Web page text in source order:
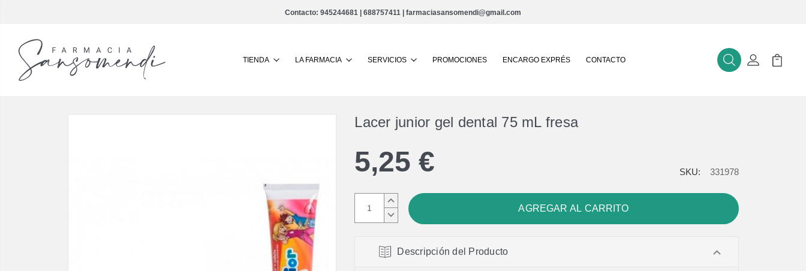
Contacto: 945244681 | 688757411 | farmaciasansomendi@gmail.com
TIENDA LA FARMACIA SERVICIOS PROMOCIONES ENCARGO EXPRÉS CONTACTO BuscarMi Cuenta
Mi
Lacer junior gel dental 75 mL fresa
5,25 €
AUMENTAR
CANTIDAD:
DISMINUIR
CANTIDAD:
SKU: 331978
Descripción del Producto